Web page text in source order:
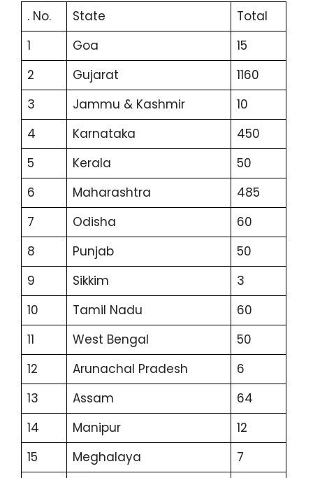
. No. State
Total
1
Goa
15
2
Gujarat
1160
3
Jammu & Kashmir
10
4
Karnataka
450
5
Kerala
50
6
Maharashtra
485
7
Odisha
60
8
Punjab
50
9
Sikkim
3
10
Tamil Nadu
60
11
West Bengal
50
12
Arunachal Pradesh
6
13
Assam
64
14
Manipur
12
15
Meghalaya
7